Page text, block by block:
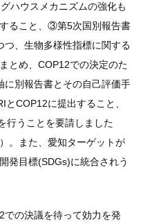
ハウスメカニズムの強化も
ること、③第5次国別報告書
、生物多様性指標に関する
とめ、COP12での決定のた
別報告書とその自己評価手
COP12に提出すること、
行うことを要請しました
。また、愛知ターゲットが
発目標(SDGs)に統合されう
の決議を待って効力を発